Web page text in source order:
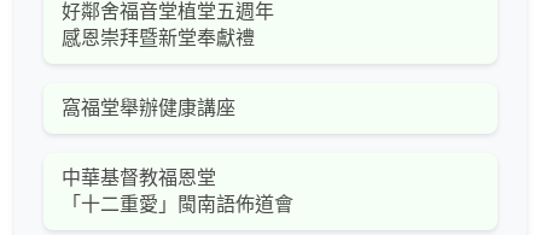
好鄰舍福音堂植堂五週年
感恩崇拜暨新堂奉獻禮
窩福堂舉辦健康講座
中華基督教福恩堂
「十二重愛」閩南語佈道會